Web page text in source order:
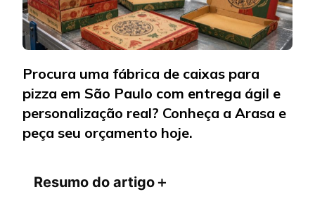
Procura uma fábrica de caixas para
pizza em São Paulo com entrega ágil e
personalização real? Conheça a Arasa e
peça seu orçamento hoje.
Resumo do artigo＋